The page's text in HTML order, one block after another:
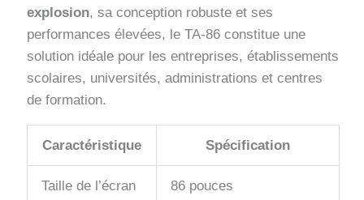
explosion, sa conception robuste et ses
performances élevées, le TA-86 constitue une
solution idéale pour les entreprises, établissements
scolaires, universités, administrations et centres
de formation.
Caractéristique Spécification
Taille de l’écran 86 pouces